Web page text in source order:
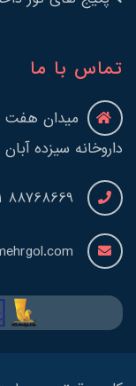
تماس با ما
میدان هفت
داروخانه سیزده آبان - پلاک 80 - واحد
88768669 021
info@mehrgol.com